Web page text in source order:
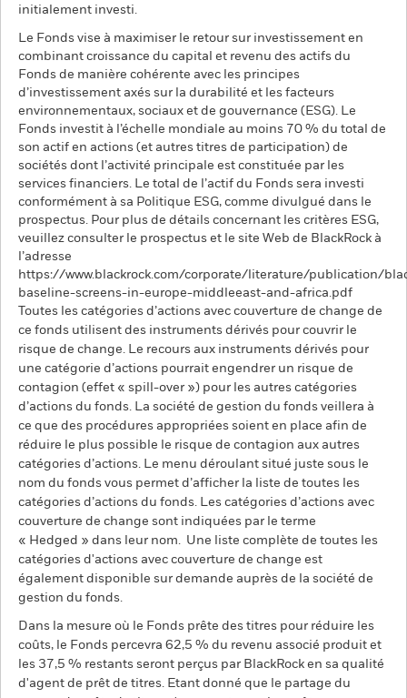
initialement investi.
Le Fonds vise à maximiser le retour sur investissement en
combinant croissance du capital et revenu des actifs du
Fonds de manière cohérente avec les principes
d’investissement axés sur la durabilité et les facteurs
environnementaux, sociaux et de gouvernance (ESG). Le
Fonds investit à l’échelle mondiale au moins 70 % du total de
son actif en actions (et autres titres de participation) de
sociétés dont l’activité principale est constituée par les
services financiers. Le total de l’actif du Fonds sera investi
conformément à sa Politique ESG, comme divulgué dans le
prospectus. Pour plus de détails concernant les critères ESG,
veuillez consulter le prospectus et le site Web de BlackRock à
l’adresse
https://www.blackrock.com/corporate/literature/publication/
baseline-screens-in-europe-middleeast-and-africa.pdf
Toutes les catégories d’actions avec couverture de change de
ce fonds utilisent des instruments dérivés pour couvrir le
risque de change. Le recours aux instruments dérivés pour
une catégorie d’actions pourrait engendrer un risque de
contagion (effet « spill-over ») pour les autres catégories
d’actions du fonds. La société de gestion du fonds veillera à
ce que des procédures appropriées soient en place afin de
réduire le plus possible le risque de contagion aux autres
catégories d’actions. Le menu déroulant situé juste sous le
nom du fonds vous permet d’afficher la liste de toutes les
catégories d’actions du fonds. Les catégories d’actions avec
couverture de change sont indiquées par le terme
« Hedged » dans leur nom. Une liste complète de toutes les
catégories d'actions avec couverture de change est
également disponible sur demande auprès de la société de
gestion du fonds.
Dans la mesure où le Fonds prête des titres pour réduire les
coûts, le Fonds percevra 62,5 % du revenu associé produit et
les 37,5 % restants seront perçus par BlackRock en sa qualité
d'agent de prêt de titres. Etant donné que le partage du